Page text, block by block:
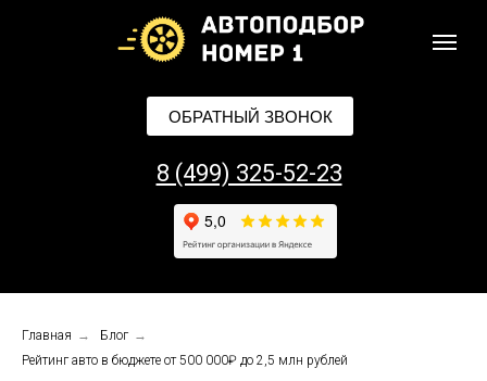
ОБРАТНЫЙ ЗВОНОК
8 (499) 325-52-23
Главная → Блог →
Рейтинг авто в бюджете от 500 000₽ до 2,5 млн рублей